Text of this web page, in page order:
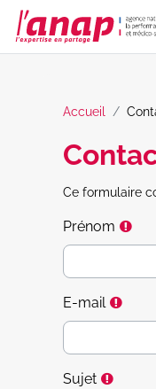
Passer au contenu
Accueil
Ce formulaire
Prénom
E-mail
Sujet